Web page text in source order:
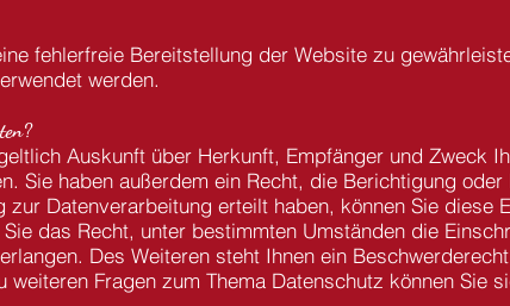
fehlerfreie Bereitstellung der Website zu
werden.
Auskunft über Herkunft, Empfänger und Zweck
Sie haben außerdem ein Recht, die Berichtigung
zur Datenverarbeitung erteilt haben, können Sie diese
das Recht, unter bestimmten Umständen die
Des Weiteren steht Ihnen ein
weiteren Fragen zum Thema Datenschutz können Sie